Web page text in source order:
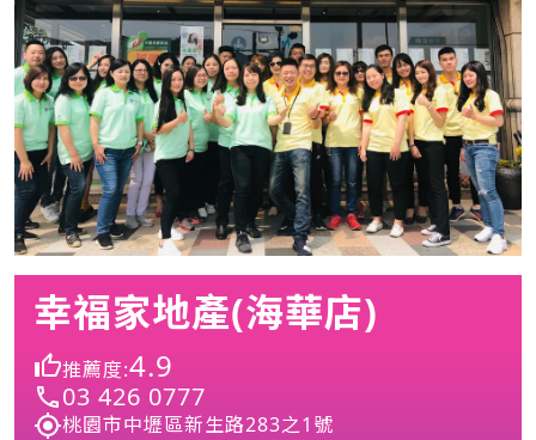
幸福家地產(海華店)
推薦度:4.9
03 426 0777
桃園市中壢區新生路283之1號